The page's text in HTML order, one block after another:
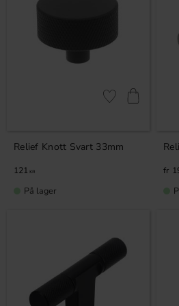
Relief Knott Svart 33mm
121 KR
Lagre som favoritt
På lager